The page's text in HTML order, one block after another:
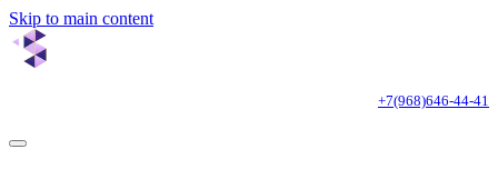
Skip to main content
+7(968)646-44-41